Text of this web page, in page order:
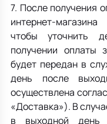
7. После получения
интернет-
чтобы уточнить
получении оплаты
будет передан в
день после
осуществлена
«Доставка»). В
в выходной день